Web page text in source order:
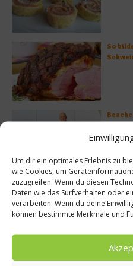
Um dir ein optimales Erlebnis zu
wie Cookies, um
zuzugreifen. Wenn du diesen
Daten wie das Surfverhalten oder
verarbeiten. Wenn du deine
können bestimmte Merkmale und
So
Was ist
und